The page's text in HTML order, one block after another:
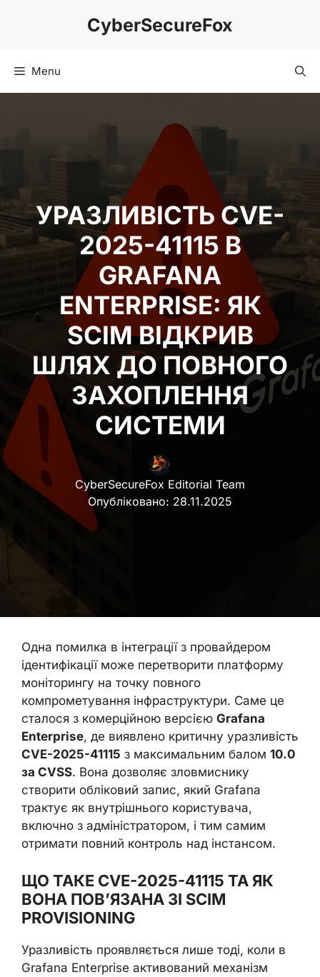
CyberSecureFox
Menu
УРАЗЛИВІСТЬ CVE-
2025-41115 В
GRAFANA
ENTERPRISE: ЯК
SCIM ВІДКРИВ
ШЛЯХ ДО ПОВНОГО
ЗАХОПЛЕННЯ
СИСТЕМИ
CyberSecureFox Editorial Team
Опубліковано: 28.11.2025
Одна помилка в інтеграції з провайдером
ідентифікації може перетворити платформу
моніторингу на точку повного
компрометування інфраструктури. Саме це
сталося з комерційною версією Grafana
Enterprise, де виявлено критичну уразливість
CVE-2025-41115 з максимальним балом 10.0
за CVSS. Вона дозволяє зловмиснику
створити обліковий запис, який Grafana
трактує як внутрішнього користувача,
включно з адміністратором, і тим самим
отримати повний контроль над інстансом.
ЩО ТАКЕ CVE-2025-41115 ТА ЯК
ВОНА ПОВ’ЯЗАНА ЗІ SCIM
PROVISIONING
Уразливість проявляється лише тоді, коли в
Grafana Enterprise активований механізм